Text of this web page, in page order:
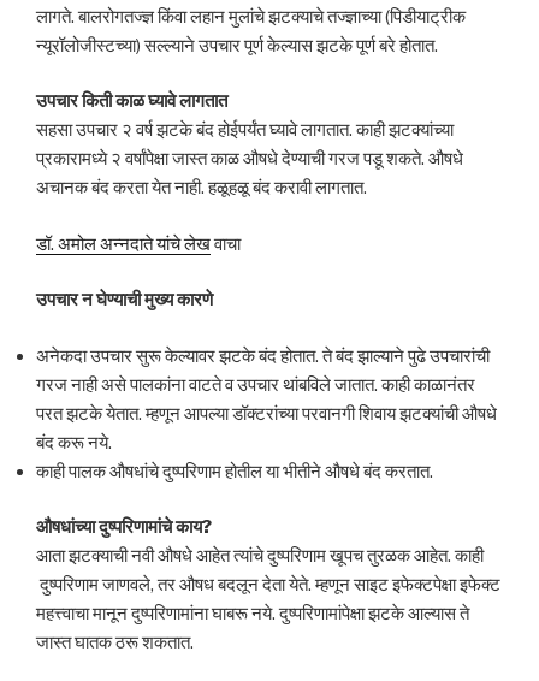
लागते. बालरोगतज्ज्ञ किंवा लहान मुलांचे झटक्याचे तज्ज्ञाच्या (पिडीयाट्रीक
न्यूरॉलोजीस्टच्या) सल्ल्याने उपचार पूर्ण केल्यास झटके पूर्ण बरे होतात.
उपचार किती काळ घ्यावे लागतात
सहसा उपचार २ वर्ष झटके बंद होईपर्यंत घ्यावे लागतात. काही झटक्यांच्या
प्रकारामध्ये २ वर्षांपेक्षा जास्त काळ औषधे देण्याची गरज पडू शकते. औषधे
अचानक बंद करता येत नाही. हळूहळू बंद करावी लागतात.
डॉ. अमोल अन्नदाते यांचे लेखवाचा
उपचार न घेण्याची मुख्य कारणे
अनेकदा उपचार सुरू केल्यावर झटके बंद होतात. ते बंद झाल्याने पुढे उपचारांची
गरज नाही असे पालकांना वाटते व उपचार थांबविले जातात. काही काळानंतर
परत झटके येतात. म्हणून आपल्या डॉक्टरांच्या परवानगी शिवाय झटक्यांची औषधे
बंद करू नये.
काही पालक औषधांचे दुष्परिणाम होतील या भीतीने औषधे बंद करतात.
औषधांच्या दुष्परिणामांचे काय?
आता झटक्याची नवी औषधे आहेत त्यांचे दुष्परिणाम खूपच तुरळक आहेत. काही
दुष्परिणाम जाणवले, तर औषध बदलून देता येते. म्हणून साइट इफेक्टपेक्षा इफेक्ट
महत्त्वाचा मानून दुष्परिणामांना घाबरू नये. दुष्परिणामांपेक्षा झटके आल्यास ते
जास्त घातक ठरू शकतात.